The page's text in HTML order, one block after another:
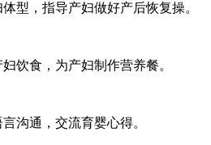
型，指导产妇做好产后恢复操。
饮食，为产妇制作营养餐。
沟通，交流育婴心得。